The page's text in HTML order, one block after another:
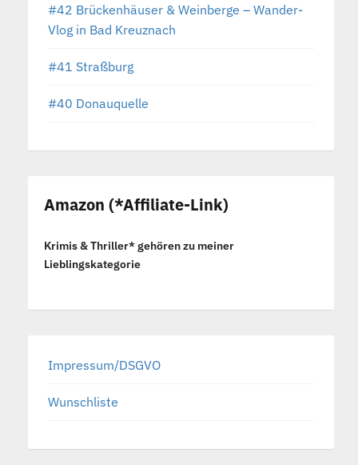
#42 Brückenhäuser & Weinberge – Wander-
Vlog in Bad Kreuznach
#41 Straßburg
#40 Donauquelle
Amazon (*Affiliate-Link)
Krimis & Thriller* gehören zu meiner
Lieblingskategorie
Impressum/DSGVO
Wunschliste